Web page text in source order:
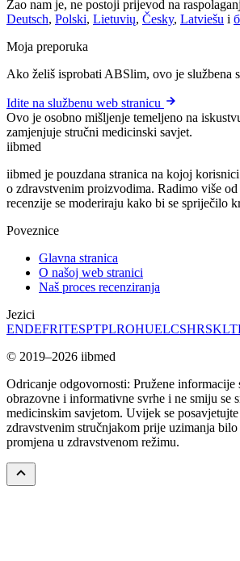
Žao nam je, ne postoji prijevod na
Deutsch, Polski, Lietuvių, Česky, Latviešu i
Moja preporuka
Ako želiš isprobati ABSlim, ovo je službena
Idite na službenu web stranicu
Ovo je osobno mišljenje temeljeno na
zamjenjuje stručni medicinski savjet.
iibmed
iibmed je pouzdana stranica na kojoj
o zdravstvenim proizvodima. Radimo više
recenzije se moderiraju kako bi se spriječilo
Poveznice
Glavna stranica
O našoj web stranici
Naš proces recenziranja
Jezici
ENDEFRITESPTPLROHUELCSHRSKLT
© 2019–2026 iibmed
Odricanje odgovornosti: Pružene informacije
obrazovne i informativne svrhe i ne smiju se
medicinskim savjetom. Uvijek se
zdravstvenim stručnjakom prije uzimanja
promjena u zdravstvenom režimu.